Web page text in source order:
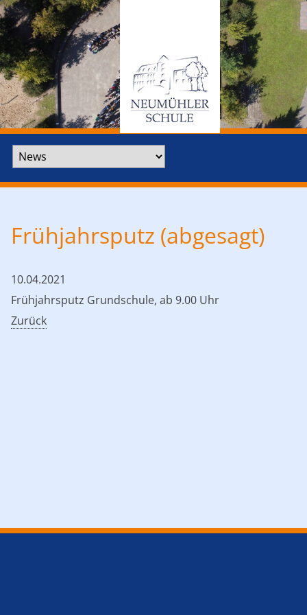
Frühjahrsputz (abgesagt)
10.04.2021
Frühjahrsputz Grundschule, ab 9.00 Uhr
Zurück